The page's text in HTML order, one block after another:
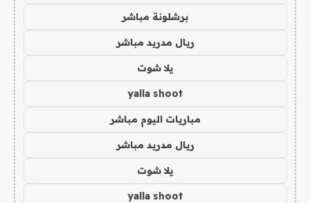
برشلونة مباشر
ريال مدريد مباشر
يلا شوت
yalla shoot
مباريات اليوم مباشر
ريال مدريد مباشر
يلا شوت
yalla shoot